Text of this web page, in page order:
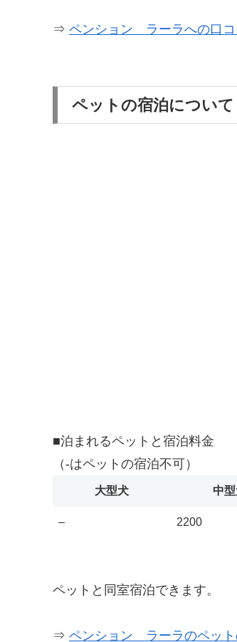
⇒ ペンション ラーラへの口コ
ペットの宿泊について
■泊まれるペットと宿泊料金
（-はペットの宿泊不可）
大型犬 中
– 2200
ペットと同室宿泊できます。
⇒ ペンション ラーラのペット